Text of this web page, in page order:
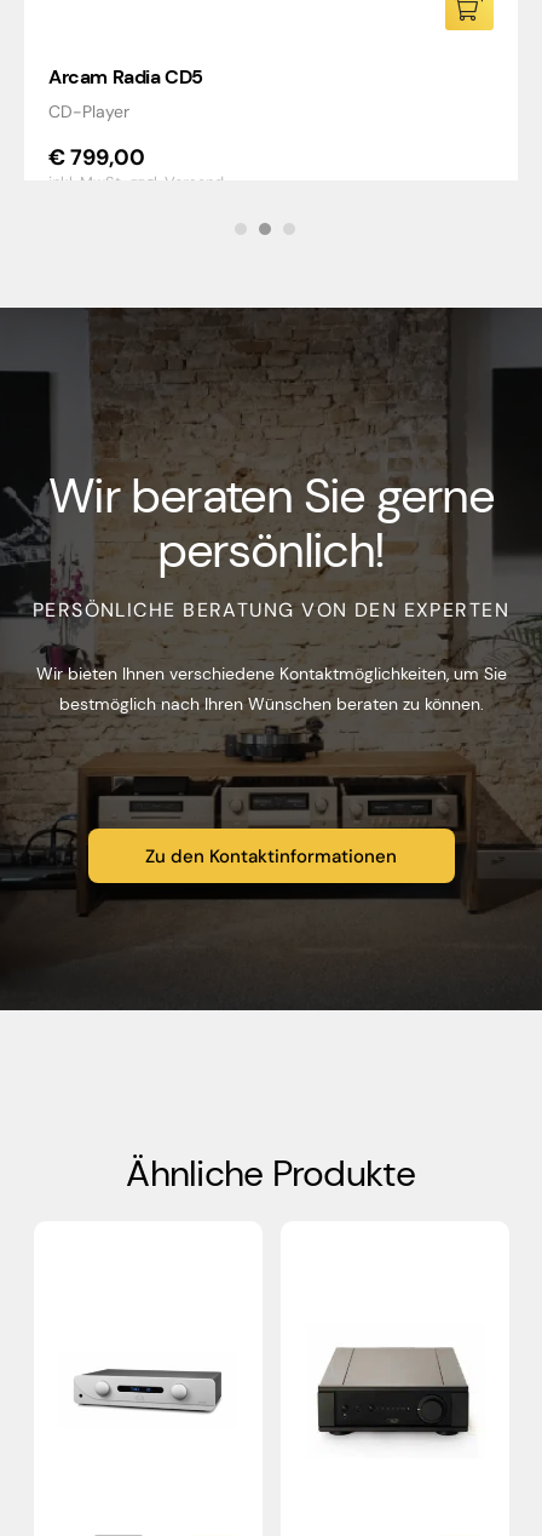
Arcam Radia CD5
CD-Player
€799,00
inkl. MwSt., zzgl. Versand
Wir beraten Sie gerne
persönlich!
PERSÖNLICHE BERATUNG VON DEN EXPERTEN
Wir bieten Ihnen verschiedene Kontaktmöglichkeiten, um Sie
bestmöglich nach Ihren Wünschen beraten zu können.
Zu den Kontaktinformationen
Ähnliche Produkte